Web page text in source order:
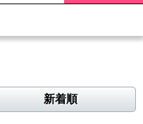
新着順